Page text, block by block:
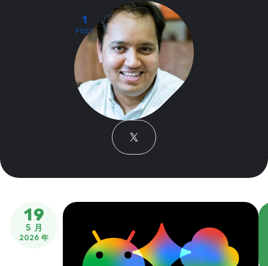
1
POST
19
5 月
2026 年